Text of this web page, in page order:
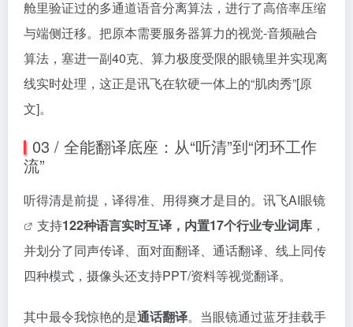
舱里验证过的多通道语音分离算法，进行了高倍率压缩
与端侧迁移。把原本需要服务器算力的视觉-音频融合
算法，塞进一副40克、算力极度受限的眼镜里并实现离
线实时处理，这正是讯飞在软硬一体上的“肌肉秀”[原
文]。
03 / 全能翻译底座：从“听清”到“闭环工作
流”
听得清是前提，译得准、用得爽才是目的。 讯飞AI眼镜
支持122种语言实时互译，内置17个行业专业词库 ，
并划分了同声传译、面对面翻译、通话翻译、线上同传
四种模式，摄像头还支持PPT/资料等视觉翻译。
其中最令我惊艳的是通话翻译。当眼镜通过蓝牙挂载手